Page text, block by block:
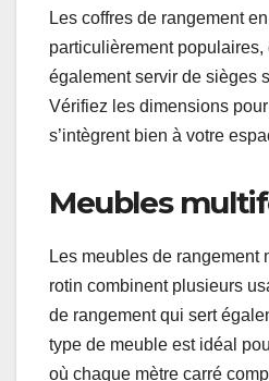
Meubles de
pour l’extérieur
Les meubles de rangement
intempéries tout en offrant
rangement pratique. Ils
coussins, jeux de jardin ou
Assurez-vous que le rotin
aux UV et à l’humidité.
Les coffres de rangement